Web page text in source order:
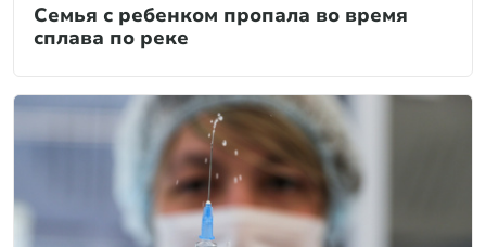
Семья с ребенком пропала во время
сплава по реке